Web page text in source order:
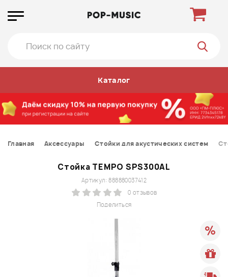
Каталог
Главная Аксессуары Стойки для акустических систем
Стойка TEMPO SPS300AL
Поделиться
Артикул: 888880037412
0 отзывов